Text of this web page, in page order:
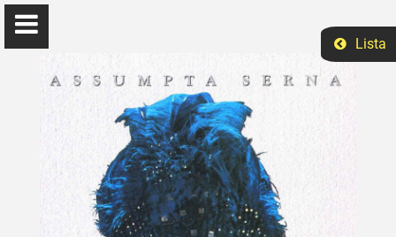
Elizabeth Ruano
Ph.D Ciências Sociais
Lista